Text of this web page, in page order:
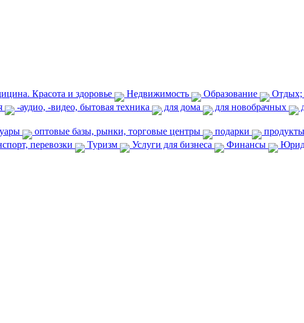
Красота и здоровье Недвижимость Образование
Отдых;
-аудио, -видео, бытовая техника для дома для новобрачных
оптовые базы, рынки, торговые центры подарки
перевозки Туризм Услуги для бизнеса Финансы